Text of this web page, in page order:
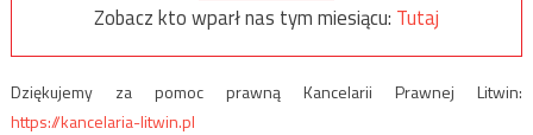
Zobacz kto wparł nas tym miesiącu: Tutaj
Dziękujemy za pomoc prawną Kancelarii Prawnej Litwin:
https://kancelaria-litwin.pl